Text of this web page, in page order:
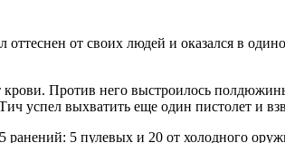
от своих людей и оказался в
крови. Против него выстроилось
успел выхватить еще один пистолет и
5 пулевых и 20 от холодного